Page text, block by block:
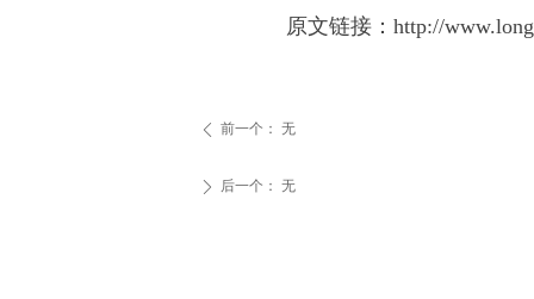
原文链接：http://
ꄴ 前一个： 无
ꄲ 后一个： 无